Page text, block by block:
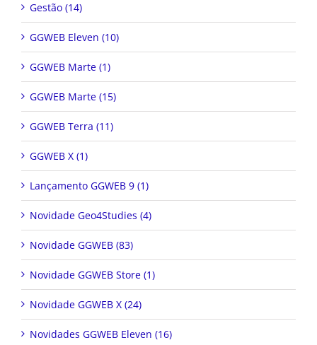
Gestão (14)
GGWEB Eleven (10)
GGWEB Marte (1)
GGWEB Marte (15)
GGWEB Terra (11)
GGWEB X (1)
Lançamento GGWEB 9 (1)
Novidade Geo4Studies (4)
Novidade GGWEB (83)
Novidade GGWEB Store (1)
Novidade GGWEB X (24)
Novidades GGWEB Eleven (16)